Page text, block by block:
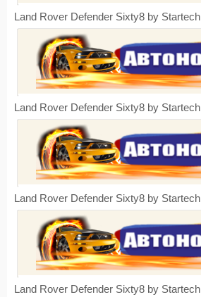
Land Rover Defender Sixty8 by Startech
Land Rover Defender Sixty8 by Startech
Land Rover Defender Sixty8 by Startech
Land Rover Defender Sixty8 by Startech